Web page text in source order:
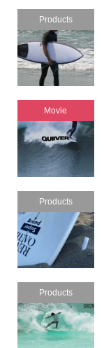
Products
Movie
Products
Products